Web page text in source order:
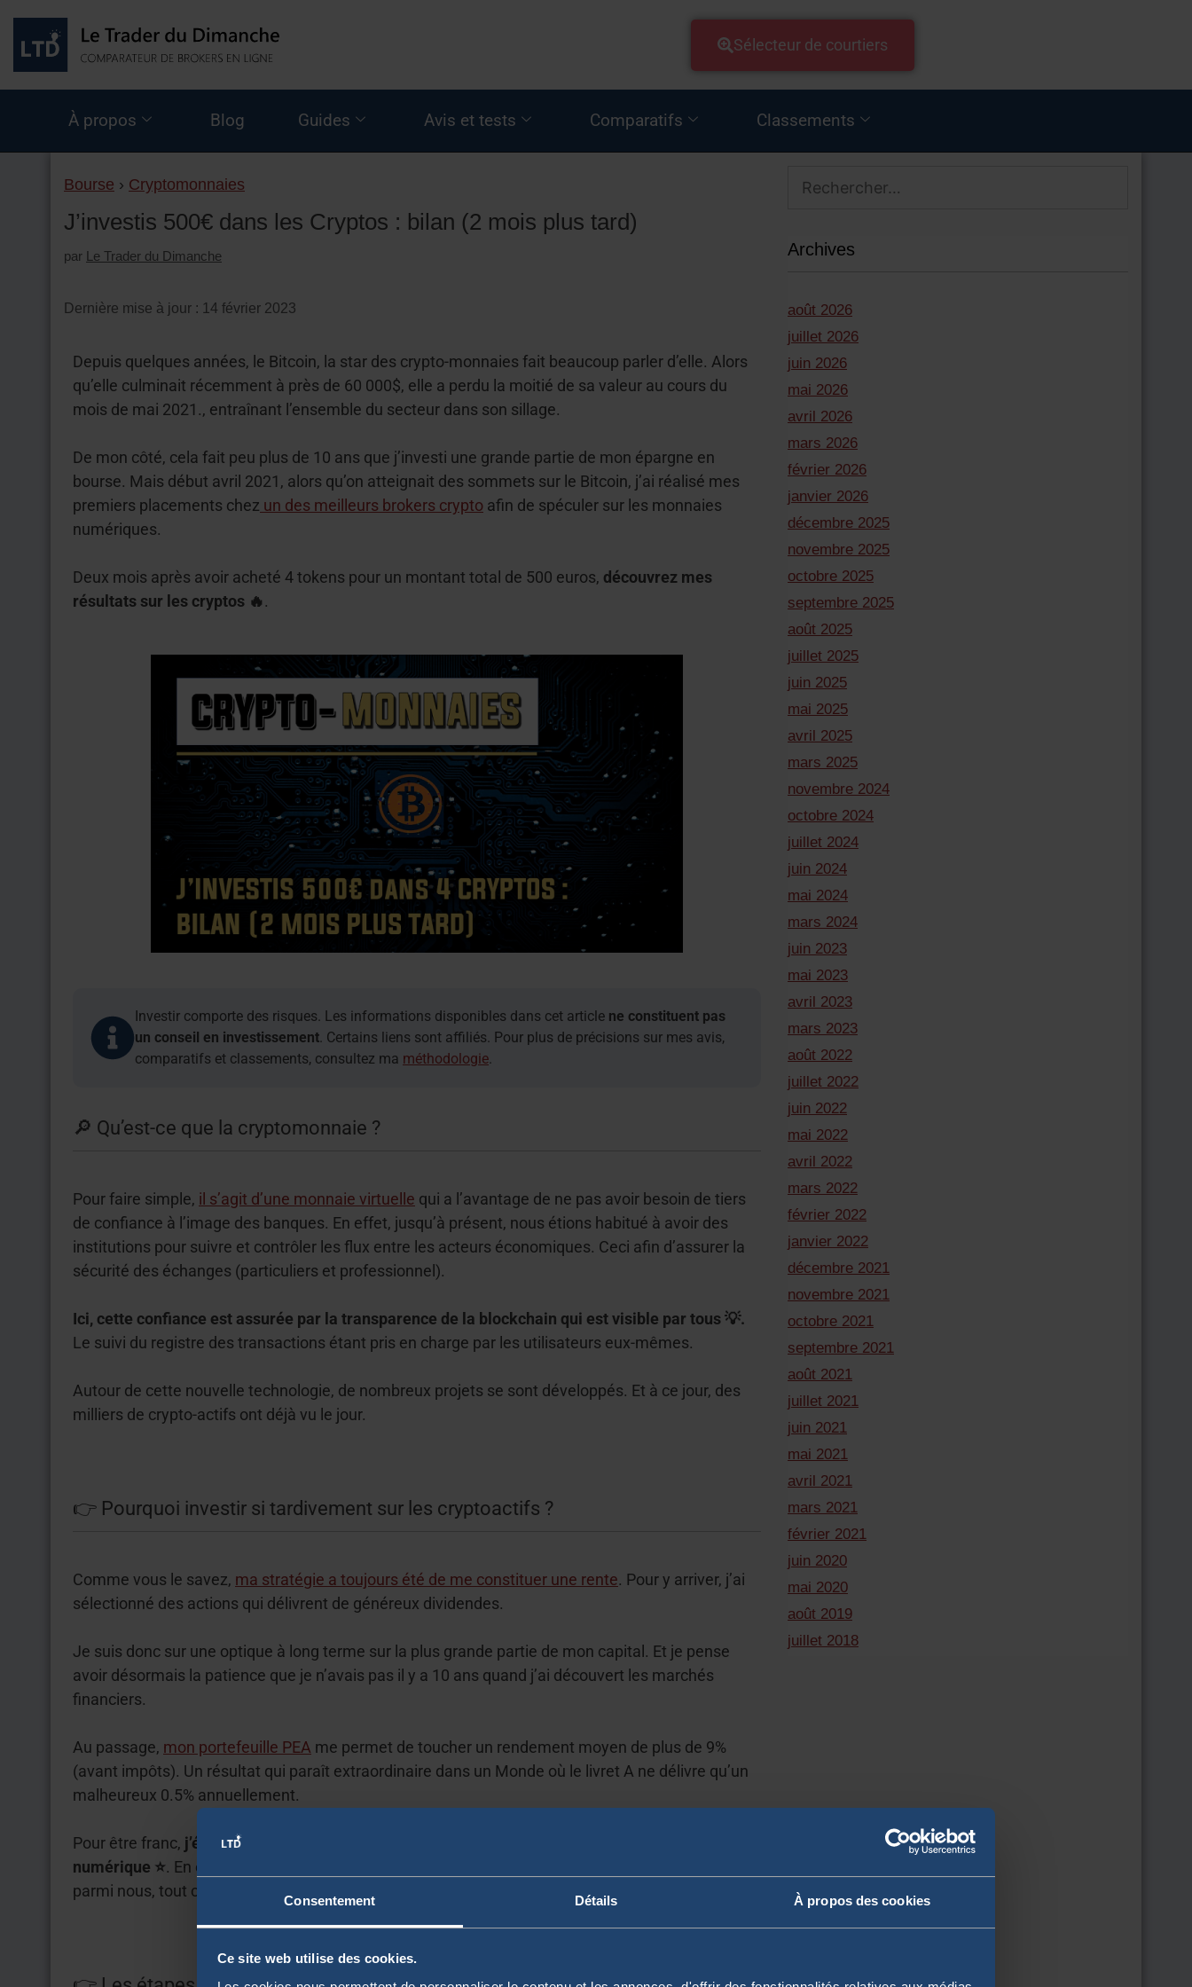
Consentement Détails À propos des cookies
Ce site web utilise des cookies.
Sélecteur de courtiers
À propos Blog Guides Avis et tests Comparatifs Classements
Bourse › Cryptomonnaies
J’investis 500€ dans les Cryptos : bilan (2 mois plus tard)
par Le Trader du Dimanche
Dernière mise à jour : 14 février 2023
Depuis quelques années, le Bitcoin, la star des crypto-monnaies fait beaucoup parler d’elle. Alors
qu’elle culminait récemment à près de 60 000$, elle a perdu la moitié de sa valeur au cours du
mois de mai 2021., entraînant l’ensemble du secteur dans son sillage.
De mon côté, cela fait peu plus de 10 ans que j’investi une grande partie de mon épargne en
bourse. Mais début avril 2021, alors qu’on atteignait des sommets sur le Bitcoin, j’ai réalisé mes
premiers placements chez un des meilleurs brokers crypto afin de spéculer sur les monnaies
numériques.
Deux mois après avoir acheté 4 tokens pour un montant total de 500 euros, découvrez mes
résultats sur les cryptos 🔥 .
Investir comporte des risques. Les informations disponibles dans cet article ne constituent pas
un conseil en investissement . Certains liens sont affiliés. Pour plus de précisions sur mes avis,
comparatifs et classements, consultez ma méthodologie
🔎 Qu’est-ce que la cryptomonnaie ?
Pour faire simple, il s’agit d’une monnaie virtuelle qui a l’avantage de ne pas avoir besoin de tiers
de confiance à l’image des banques. En effet, jusqu’à présent, nous étions habitué à avoir des
institutions pour suivre et contrôler les flux entre les acteurs économiques. Ceci afin d’assurer la
sécurité des échanges (particuliers et professionnel).
Ici, cette confiance est assurée par la transparence de la blockchain qui est visible par tous 💡.
Le suivi du registre des transactions étant pris en charge par les utilisateurs eux-mêmes.
Autour de cette nouvelle technologie, de nombreux projets se sont développés. Et à ce jour, des
milliers de crypto-actifs ont déjà vu le jour.
👉 Pourquoi investir si tardivement sur les cryptoactifs ?
Comme vous le savez, ma stratégie a toujours été de me constituer une rente. Pour y arriver, j’ai
sélectionné des actions qui délivrent de généreux dividendes.
Je suis donc sur une optique à long terme sur la plus grande partie de mon capital. Et je pense
avoir désormais la patience que je n’avais pas il y a 10 ans quand j’ai découvert les marchés
financiers.
Au passage, mon portefeuille PEA me permet de toucher un rendement moyen de plus de 9%
(avant impôts). Un résultat qui paraît extraordinaire dans un Monde où le livret A ne délivre qu’un
malheureux 0.5% annuellement.
Pour être franc, j’étais donc plutôt réticent à diversifier mon portefeuille dans la monnaie
numérique ⭐. En effet, je n’ai presque aucune connaissance sur le sujet. Et comme beaucoup
parmi nous, tout ce que je ne connais pas à tendance à me faire peur.
Archives
août 2026
juillet 2026
juin 2026
mai 2026
avril 2026
mars 2026
février 2026
janvier 2026
décembre 2025
novembre 2025
octobre 2025
septembre 2025
août 2025
juillet 2025
juin 2025
mai 2025
avril 2025
mars 2025
novembre 2024
octobre 2024
juillet 2024
juin 2024
mai 2024
mars 2024
juin 2023
mai 2023
avril 2023
mars 2023
août 2022
juillet 2022
juin 2022
mai 2022
avril 2022
mars 2022
février 2022
janvier 2022
décembre 2021
novembre 2021
octobre 2021
septembre 2021
août 2021
juillet 2021
juin 2021
mai 2021
avril 2021
mars 2021
février 2021
juin 2020
mai 2020
août 2019
juillet 2018